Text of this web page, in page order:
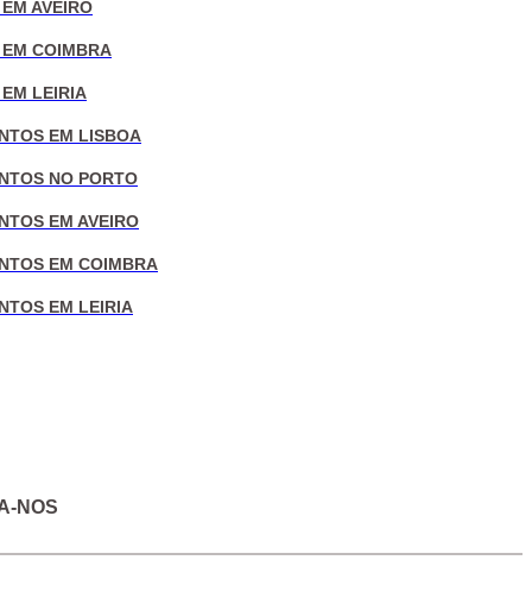
AVEIRO
COIMBRA
LEIRIA
EM LISBOA
NO PORTO
EM AVEIRO
EM COIMBRA
EM LEIRIA
NOS